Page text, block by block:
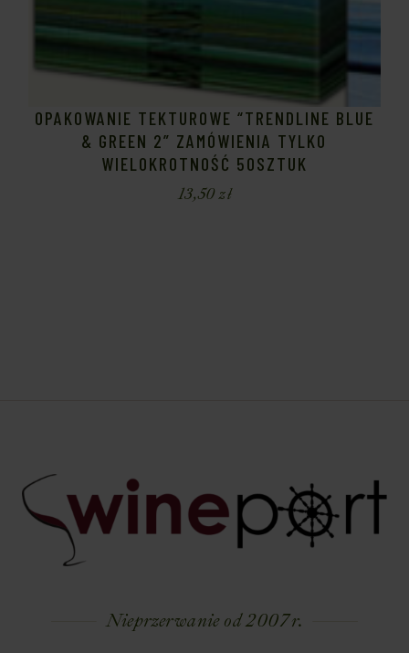
OPAKOWANIE TEKTUROWE “TRENDLINE BLUE
& GREEN 2” ZAMÓWIENIA TYLKO
WIELOKROTNOŚĆ 50SZTUK
13,50zł
Nieprzerwanie od 2007 r.